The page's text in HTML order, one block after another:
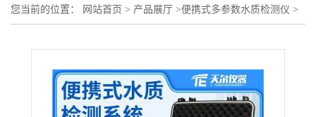
您当前的位置： 网站首页 > 产品展厅 >便携式多参数水质检测仪 >